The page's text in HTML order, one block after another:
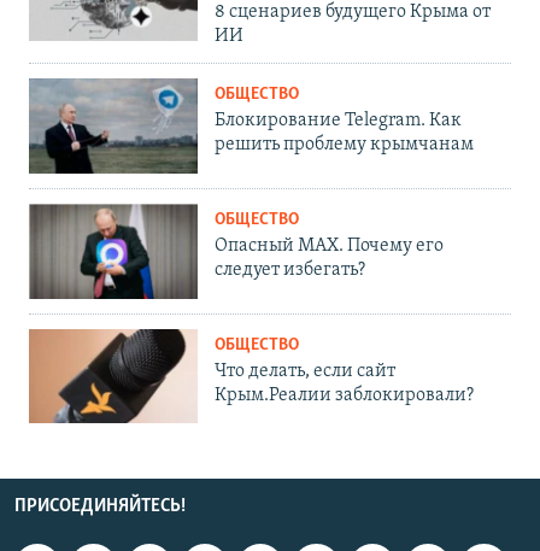
8 сценариев будущего Крыма от
ИИ
ОБЩЕСТВО
Блокирование Telegram. Как
решить проблему крымчанам
ОБЩЕСТВО
Опасный MAX. Почему его
следует избегать?
ОБЩЕСТВО
Что делать, если сайт
Крым.Реалии заблокировали?
ПРИСОЕДИНЯЙТЕСЬ!